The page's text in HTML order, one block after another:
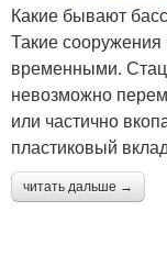
Какие бывают
Такие
временными.
невозможно
или частично
пластиковый
читать дальше →